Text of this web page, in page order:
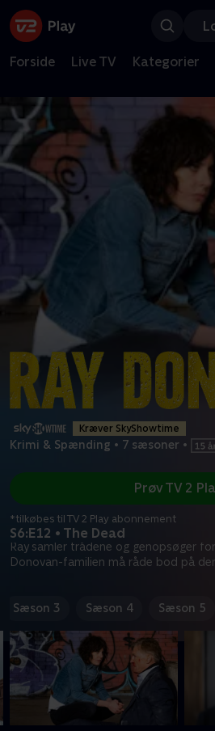
Forside Live TV Kategorier
Kræver SkyShowtime
Krimi & Spænding • 7 sæsoner •
S6:E12 • The Dead
Ray samler trådene og genopsøger
Donovan-familien må råde bod på
Prøv TV 2
*tilkøbes til TV 2 Play abonnement
Sæson 3 Sæson 4 Sæson 5